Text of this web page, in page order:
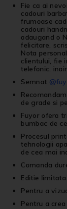
Fie ca ai
cadouri
frumoase
cadouri
adaugand o
felicitare,
Nota
clientului, fie
telefonic,
Semnat
de grade si
Fuyor ofera
bumbac de
Procesul
tehnologii
de cea mai
Comanda
Editie limitata.
Pentru a
Pentru a crea